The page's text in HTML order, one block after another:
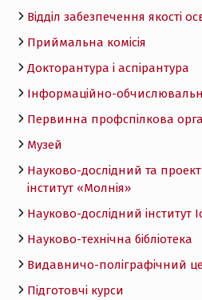
Відділ забезпечення якості
Приймальна комісія
Докторантура і аспірантура
Інформаційно-
Первинна профспілкова
Музей
Науково-дослідний та
інститут «Молнія»
Науково-дослідний інститут
Науково-технічна бібліотека
Видавничо-поліграфічний
Підготовчі курси